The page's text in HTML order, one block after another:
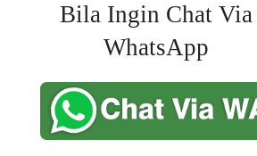
Bila Ingin Chat Via
WhatsApp